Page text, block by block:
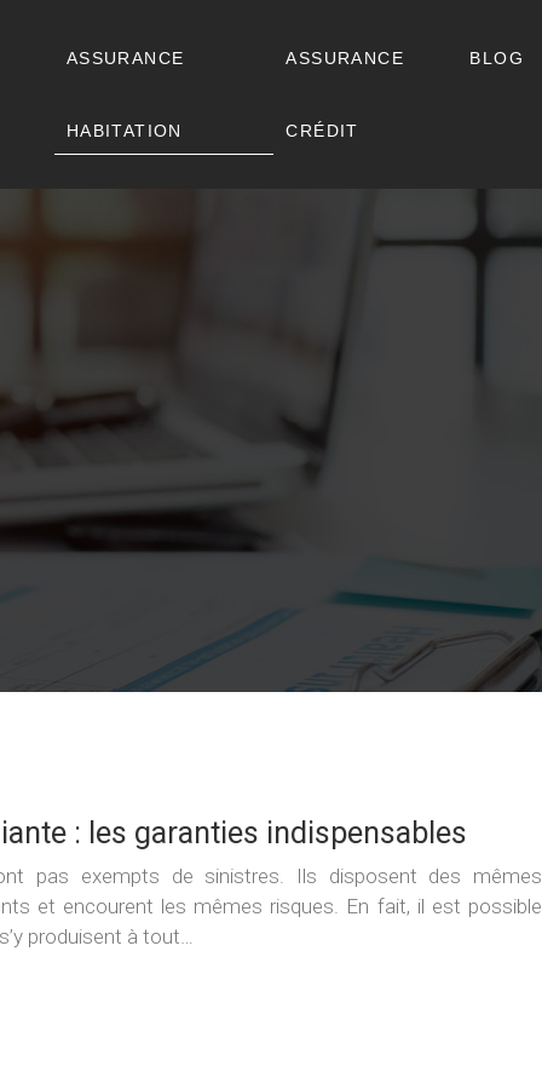
ASSURANCE
HABITATION
ASSURANCE
CRÉDIT
BLOG
: les garanties indispensables
pas exempts de sinistres. Ils disposent des mêmes
et encourent les mêmes risques. En fait, il est possible
produisent à tout…